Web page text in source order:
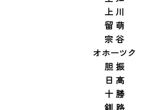
上 川
留 萌
宗 谷
オホーツク
胆 振
日 高
十 勝
釧 路